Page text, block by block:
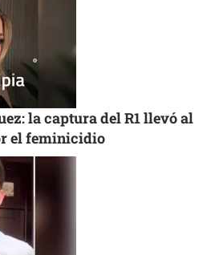
la captura del R1 llevó al
el feminicidio